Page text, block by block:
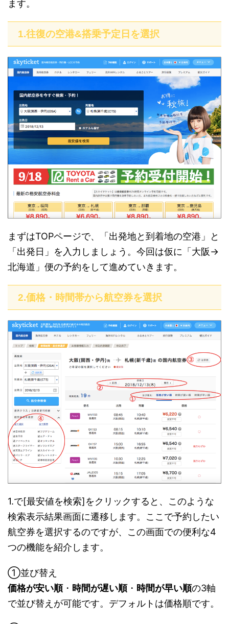
ます。
1.往復の空港&搭乗予定日を選択
まずはTOPページで、「出発地と到着地の空港」と
「出発日」を入力しましょう。今回は仮に「大阪→
北海道」便の予約をして進めていきます。
2.価格・時間帯から航空券を選択
1.で[最安値を検索]をクリックすると、このような
検索表示結果画面に遷移します。ここで予約したい
航空券を選択するのですが、この画面での便利な4
つの機能を紹介します。
①並び替え
価格が安い順・ 時間が遅い順・ 時間が早い順の3軸
で並び替えが可能です。デフォルトは価格順です。